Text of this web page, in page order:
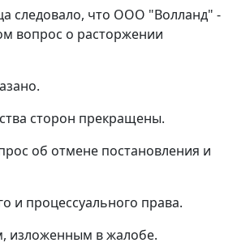
следовало, что ООО "Волланд" -
вопрос о расторжении
сторон прекращены.
об отмене постановления и
и процессуального права.
изложенным в жалобе.